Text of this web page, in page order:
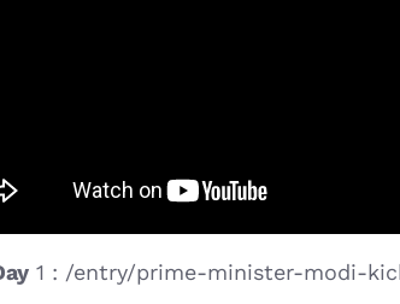
1 : /entry/prime-minister-modi-